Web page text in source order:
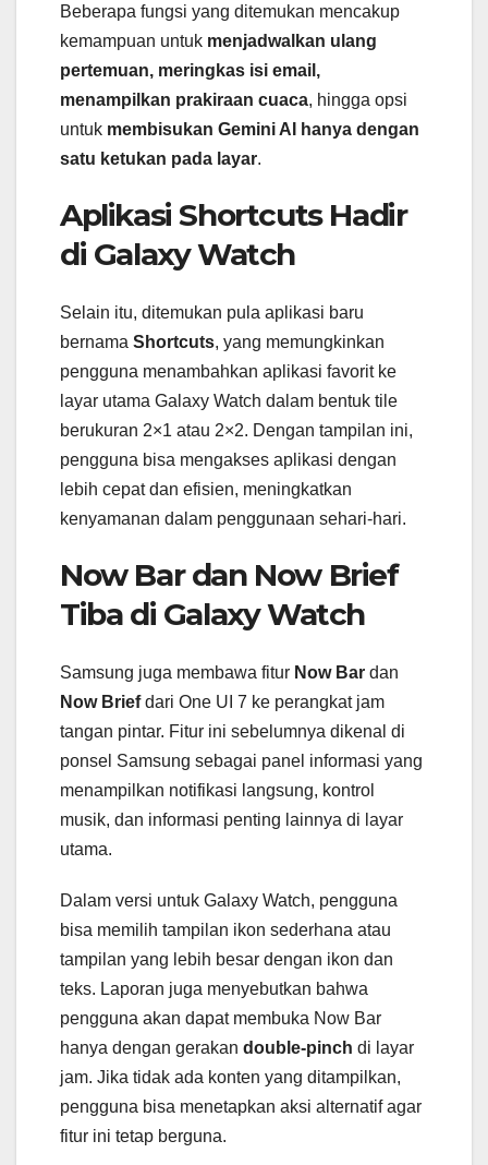
Beberapa fungsi yang ditemukan mencakup
kemampuan untuk menjadwalkan ulang
pertemuan, meringkas isi email,
menampilkan prakiraan cuaca, hingga opsi
untuk membisukan Gemini AI hanya dengan
satu ketukan pada layar.
Aplikasi Shortcuts Hadir
di Galaxy Watch
Selain itu, ditemukan pula aplikasi baru
bernama Shortcuts, yang memungkinkan
pengguna menambahkan aplikasi favorit ke
layar utama Galaxy Watch dalam bentuk tile
berukuran 2×1 atau 2×2. Dengan tampilan ini,
pengguna bisa mengakses aplikasi dengan
lebih cepat dan efisien, meningkatkan
kenyamanan dalam penggunaan sehari-hari.
Now Bar dan Now Brief
Tiba di Galaxy Watch
Samsung juga membawa fitur Now Bar dan
Now Briefdari One UI 7 ke perangkat jam
tangan pintar. Fitur ini sebelumnya dikenal di
ponsel Samsung sebagai panel informasi yang
menampilkan notifikasi langsung, kontrol
musik, dan informasi penting lainnya di layar
utama.
Dalam versi untuk Galaxy Watch, pengguna
bisa memilih tampilan ikon sederhana atau
tampilan yang lebih besar dengan ikon dan
teks. Laporan juga menyebutkan bahwa
pengguna akan dapat membuka Now Bar
hanya dengan gerakan double-pinch di layar
jam. Jika tidak ada konten yang ditampilkan,
pengguna bisa menetapkan aksi alternatif agar
fitur ini tetap berguna.